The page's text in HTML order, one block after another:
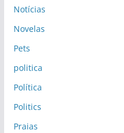
Notícias
Novelas
Pets
politica
Política
Politics
Praias